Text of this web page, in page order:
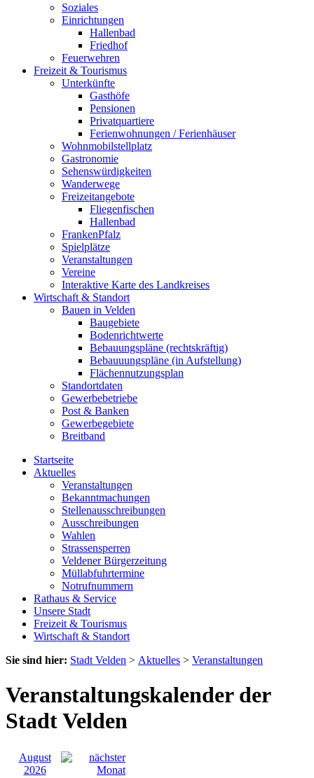
Soziales
Einrichtungen
Hallenbad
Friedhof
Feuerwehren
Freizeit & Tourismus
Unterkünfte
Gasthöfe
Pensionen
Privatquartiere
Ferienwohnungen / Ferienhäuser
Wohnmobilstellplatz
Gastronomie
Sehenswürdigkeiten
Wanderwege
Freizeitangebote
Fliegenfischen
Hallenbad
FrankenPfalz
Spielplätze
Veranstaltungen
Vereine
Interaktive Karte des Landkreises
Wirtschaft & Standort
Bauen in Velden
Baugebiete
Bodenrichtwerte
Bebauungspläne (rechtskräftig)
Bebauuungspläne (in Aufstellung)
Flächennutzungsplan
Standortdaten
Gewerbebetriebe
Post & Banken
Gewerbegebiete
Breitband
Startseite
Aktuelles
Veranstaltungen
Bekanntmachungen
Stellenausschreibungen
Ausschreibungen
Wahlen
Strassensperren
Veldener Bürgerzeitung
Müllabfuhrtermine
Notrufnummern
Rathaus & Service
Unsere Stadt
Freizeit & Tourismus
Wirtschaft & Standort
Sie sind hier: Stadt Velden > Aktuelles > Veranstaltungen
Veranstaltungskalender der
Stadt Velden
August
2026